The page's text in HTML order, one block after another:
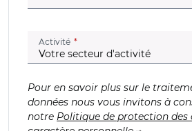
Activité (champ obligatoire)
Pour en savoir plus sur le
données nous vous invitons à
notre Politique de protection des